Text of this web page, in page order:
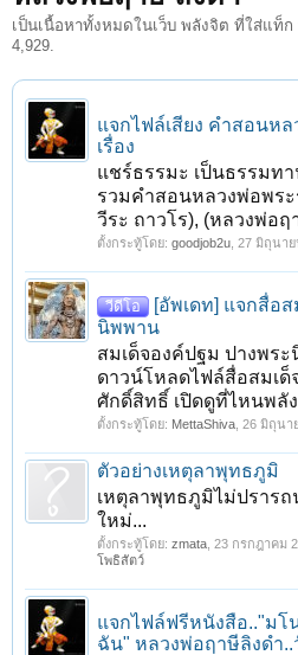
เป็นเนื้อหาทั้งหมดในเว็บ พลังจิต ที่ใส่แท็
4,929.
แจกไฟล์เสียง คำสอนห
เรื่อง
แชร์ธรรมะ เป็นธรรมทา
รวมคำสอนหลวงพ่อพร
วีระ ถาวโร), (หลวงพ่อฤ
ตั้งกระทู้โดย: goodjob2u 27 มิถุนาย
วีดีโอ
[อัพเดท] แจกสื่อ
นิพพาน
สมเด็จองค์ปฐม ปางพร
ดาวน์โหลดไฟล์สื่อสมเด็
ศักดิ์สิทธิ์ เปิดดูที่ไหนพลั
ตั้งกระทู้โดย: MettaShiva 26 มิถุนา
ตัวอย่างเหตุลาพุทธภูมิ
เหตุลาพุทธภูมิไม่ปราร
ใหม่...
ตั้งกระทู้โดย: zmata 23 กรกฎาคม
โพธิสัตว์
แจกไฟล์ฟรีหนังสือ.."มโ
ฉัน" หลวงพ่อฤาษีลิงดำ..